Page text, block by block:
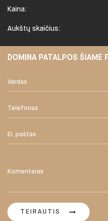
Kaina:
Aukštų skaičius:
DOMINA PATALPOS ŠIAME
TEIRAUTIS